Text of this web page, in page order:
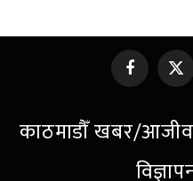
X
काठमाडौँ खबर/